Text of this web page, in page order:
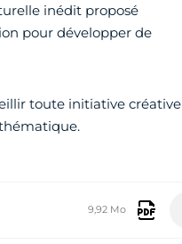
inédit proposé
pour développer de
toute initiative créative
9,92 Mo